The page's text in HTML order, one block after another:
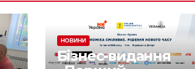
НОВИНИ
Бізнес-видання